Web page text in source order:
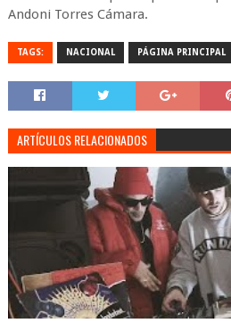
Andoni Torres Cámara.
TAGS: NACIONAL PÁGINA PRINCIPAL
ARTÍCULOS RELACIONADOS